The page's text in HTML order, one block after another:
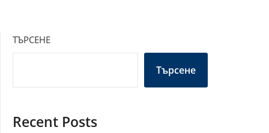
ТЪРСЕНЕ
Търсене
Recent Posts